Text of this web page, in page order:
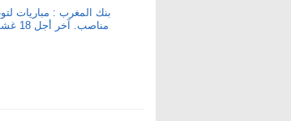
مناصب. آخر أجل 18 غشت 2026